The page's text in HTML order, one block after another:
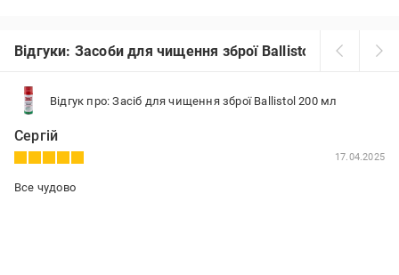
Відгуки: Засоби для чищення зброї Ballistol
Відгук про: Засіб для чищення зброї Ballistol 200 мл
Сергій
17.04.2025
Все чудово